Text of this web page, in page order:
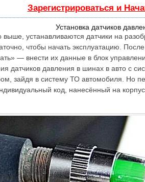
Зарегистрироваться и
Установка датчиков
выше, устанавливаются датчики на
чтобы начать эксплуатацию.
— внести их данные в блок
датчиков давления в шинах в авто с
зайдя в систему ТО автомобиля. Но
код, нанесённый на корпус